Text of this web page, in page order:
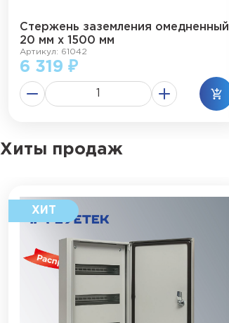
Стержень заземления омедненный
20 мм х 1500 мм
Артикул: 61042
6 319 ₽
Хиты продаж